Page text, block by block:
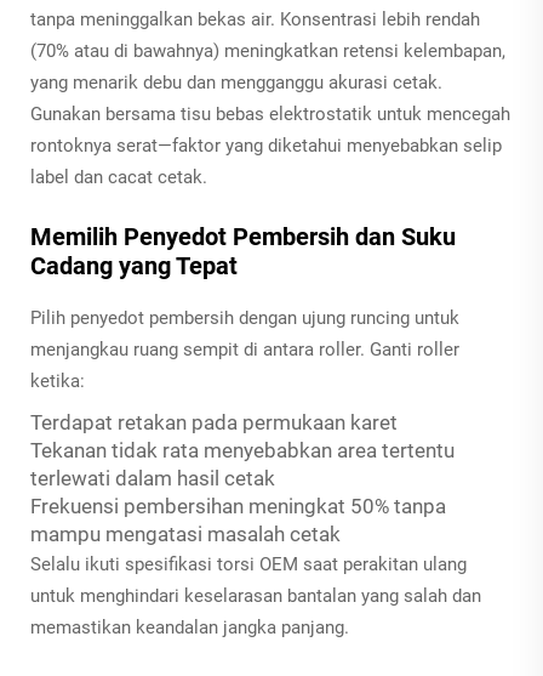
tanpa meninggalkan bekas air. Konsentrasi lebih rendah
(70% atau di bawahnya) meningkatkan retensi kelembapan,
yang menarik debu dan mengganggu akurasi cetak.
Gunakan bersama tisu bebas elektrostatik untuk mencegah
rontoknya serat—faktor yang diketahui menyebabkan selip
label dan cacat cetak.
Memilih Penyedot Pembersih dan Suku
Cadang yang Tepat
Pilih penyedot pembersih dengan ujung runcing untuk
menjangkau ruang sempit di antara roller. Ganti roller
ketika:
Terdapat retakan pada permukaan karet
Tekanan tidak rata menyebabkan area tertentu
terlewati dalam hasil cetak
Frekuensi pembersihan meningkat 50% tanpa
mampu mengatasi masalah cetak
Selalu ikuti spesifikasi torsi OEM saat perakitan ulang
untuk menghindari keselarasan bantalan yang salah dan
memastikan keandalan jangka panjang.